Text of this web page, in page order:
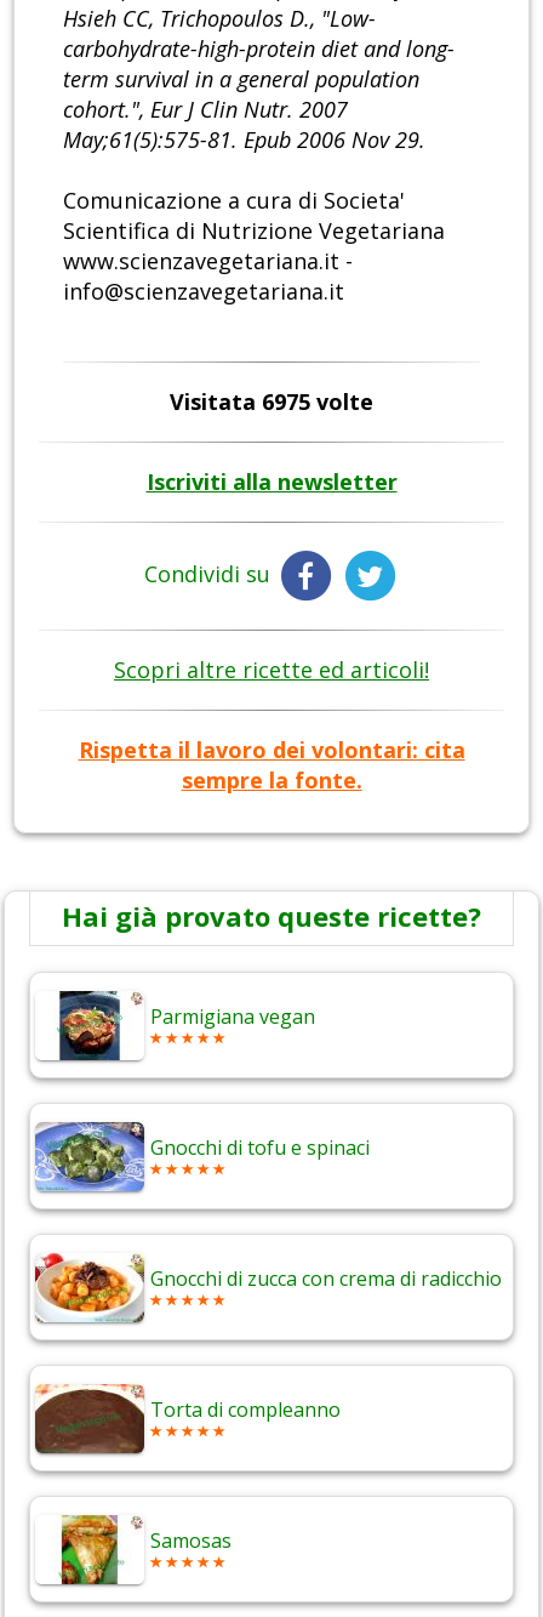
Hsieh CC, Trichopoulos D., "Low-
carbohydrate-high-protein diet and long-
term survival in a general population
cohort.", Eur J Clin Nutr. 2007
May;61(5):575-81. Epub 2006 Nov 29.
Comunicazione a cura di Societa'
Scientifica di Nutrizione Vegetariana
www.scienzavegetariana.it -
info@scienzavegetariana.it
Visitata 6975 volte
Iscriviti alla newsletter
Condividi su
Scopri altre ricette ed articoli!
Rispetta il lavoro dei volontari: cita
sempre la fonte.
Hai già provato queste ricette?
Parmigiana vegan
Gnocchi di tofu e spinaci
Gnocchi di zucca con crema di radicchio
Torta di compleanno
Samosas